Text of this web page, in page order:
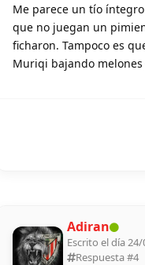
Me parece un tío
que no juegan un
ficharon. Tampoco es
Muriqi bajando melones
Adiran
Escrito el día
Respuesta #4